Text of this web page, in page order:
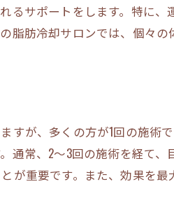
冷却体験で得られる効果とは
のサロンで脂肪冷却を選ぶ理
冷却で理想の体型をゲット
で理想のボディラインを手に
冷却で理想のボディラインを
冷却で手に入れる理想の体型
るサポートをします。特に
脂肪冷却サロンでは、個々
が、多くの方が1回の施術
常、2〜3回の施術を経て
が重要です。また、効果を